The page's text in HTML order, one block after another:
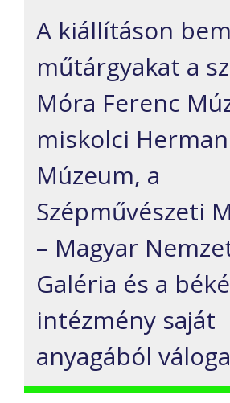
A kiállításon
műtárgyakat a
Móra Ferenc
miskolci
Múzeum, a
Szépművészeti
– Magyar
Galéria és a
intézmény saját
anyagából